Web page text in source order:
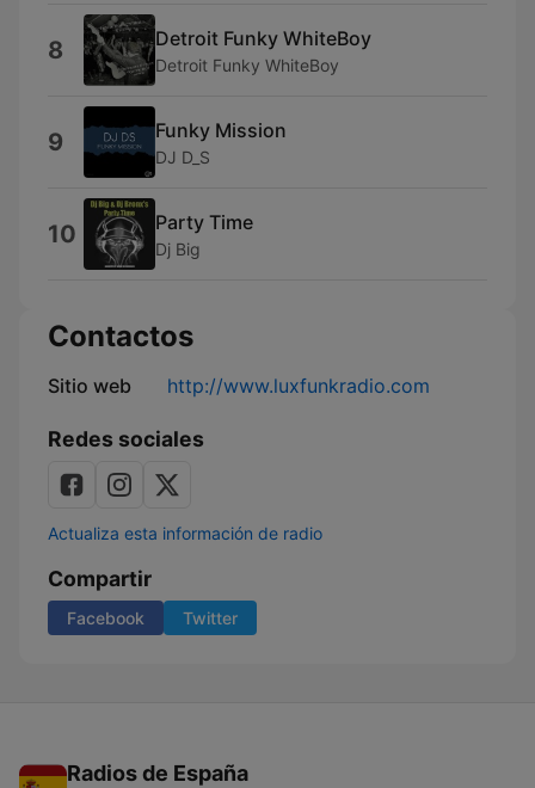
8 Detroit Funky WhiteBoy
Detroit Funky WhiteBoy
9 Funky Mission
DJ D_S
10 Party Time
Dj Big
Contactos
Sitio web http://www.luxfunkradio.com
Redes sociales
Actualiza esta información de radio
Compartir
Facebook Twitter
Radios de España